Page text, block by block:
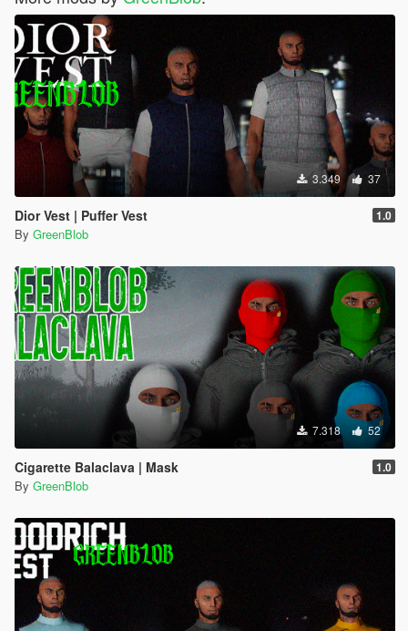
3.349 37
Dior Vest | Puffer Vest 1.0
By GreenBlob
7.318 52
Cigarette Balaclava | Mask 1.0
By GreenBlob